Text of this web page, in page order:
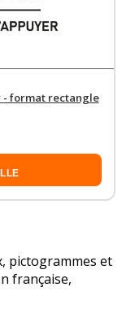
- format rectangle
pictogrammes et
française,